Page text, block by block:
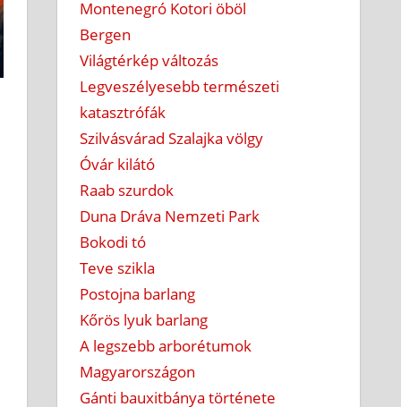
Montenegró Kotori öböl
Bergen
Világtérkép változás
Legveszélyesebb természeti
katasztrófák
Szilvásvárad Szalajka völgy
Óvár kilátó
Raab szurdok
Duna Dráva Nemzeti Park
Bokodi tó
Teve szikla
Postojna barlang
Kőrös lyuk barlang
A legszebb arborétumok
Magyarországon
Gánti bauxitbánya története